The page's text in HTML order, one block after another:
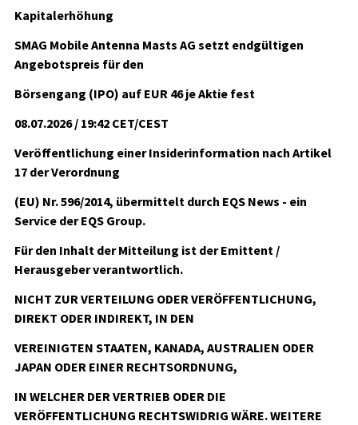
Kapitalerhöhung
SMAG Mobile Antenna Masts AG setzt endgültigen
Angebotspreis für den
Börsengang (IPO) auf EUR 46 je Aktie fest
08.07.2026 / 19:42 CET/CEST
Veröffentlichung einer Insiderinformation nach Artikel
17 der Verordnung
(EU) Nr. 596/2014, übermittelt durch EQS News - ein
Service der EQS Group.
Für den Inhalt der Mitteilung ist der Emittent /
Herausgeber verantwortlich.
NICHT ZUR VERTEILUNG ODER VERÖFFENTLICHUNG,
DIREKT ODER INDIREKT, IN DEN
VEREINIGTEN STAATEN, KANADA, AUSTRALIEN ODER
JAPAN ODER EINER RECHTSORDNUNG,
IN WELCHER DER VERTRIEB ODER DIE
VERÖFFENTLICHUNG RECHTSWIDRIG WÄRE. WEITERE